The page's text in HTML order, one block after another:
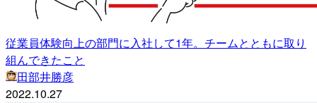
従業員体験向上の部門に入社して1年。チームとともに取り
組んできたこと
田部井勝彦
2022.10.27